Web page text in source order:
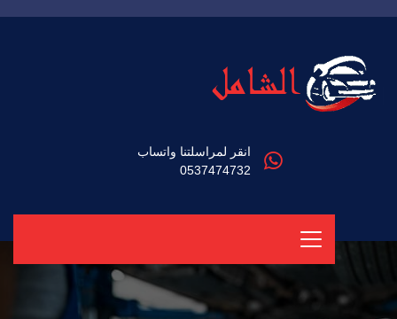
انقر لمراسلتنا واتساب
0537474732